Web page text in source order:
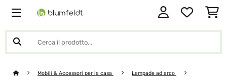
Mobili & Accessori per la casa Lampade ad arco